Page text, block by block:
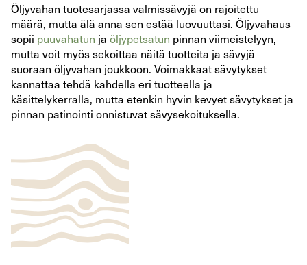
Öljyvahan tuotesarjassa valmissävyjä on rajoitettu
määrä, mutta älä anna sen estää luovuuttasi. Öljyvahaus
sopii puuvahatun ja öljypetsatun pinnan viimeistelyyn,
mutta voit myös sekoittaa näitä tuotteita ja sävyjä
suoraan öljyvahan joukkoon. Voimakkaat sävytykset
kannattaa tehdä kahdella eri tuotteella ja
käsittelykerralla, mutta etenkin hyvin kevyet sävytykset ja
pinnan patinointi onnistuvat sävysekoituksella.